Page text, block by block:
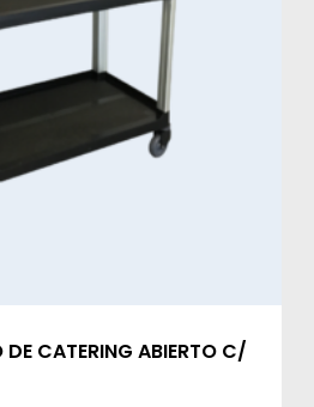
CATERING ABIERTO C/